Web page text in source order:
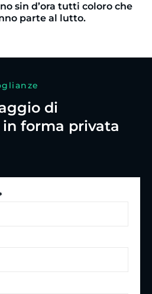
sin d’ora tutti coloro che
parte al lutto.
di
forma privata